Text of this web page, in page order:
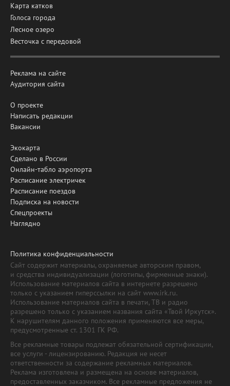
Карта катков
Голоса города
Лесное озеро
Весточка с передовой
Реклама на сайте
Аудитория сайта
О проекте
Написать редакции
Вакансии
Экокарта
Сделано в России
Онлайн-табло аэропорта
Расписание электричек
Расписание поездов
Подписка на новости
Спецпроекты
Наглядно
Политика конфиденциальности
Сайт содержит материалы, охраняемые авторским правом,
и средства индивидуализации (логотипы, фирменные знаки).
Использование материалов сайта в интернете разрешено
только с указанием гиперссылки на сайт www.irk.ru.
Использование материалов сайта в печати, ТВ и радио
разрешено только с указанием названия сайта «Твой Иркутск».
К нарушителям данного положения применяются все меры,
предусмотренные ст. 1301 ГК РФ.
Все рекламные товары подлежат обязательной сертификации,
все услуги - лицензированию. Редакция не несет
ответственности за содержание рекламных материалов.
Реклама изготовлена и размещена на основе материалов,
предоставленных заказчиком. Все рекламные предложения не